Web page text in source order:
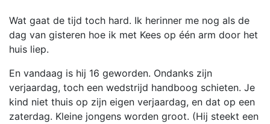
Wat gaat de tijd toch hard. Ik herinner me nog als de
dag van gisteren hoe ik met Kees op één arm door het
huis liep.
En vandaag is hij 16 geworden. Ondanks zijn
verjaardag, toch een wedstrijd handboog schieten. Je
kind niet thuis op zijn eigen verjaardag, en dat op een
zaterdag. Kleine jongens worden groot. (Hij steekt een